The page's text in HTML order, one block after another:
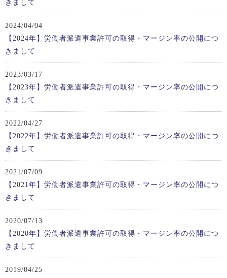
きまして
2024/04/04
【2024年】労働者派遣事業許可の取得・マージン率の公開につ
きまして
2023/03/17
【2023年】労働者派遣事業許可の取得・マージン率の公開につ
きまして
2022/04/27
【2022年】労働者派遣事業許可の取得・マージン率の公開につ
きまして
2021/07/09
【2021年】労働者派遣事業許可の取得・マージン率の公開につ
きまして
2020/07/13
【2020年】労働者派遣事業許可の取得・マージン率の公開につ
きまして
2019/04/25